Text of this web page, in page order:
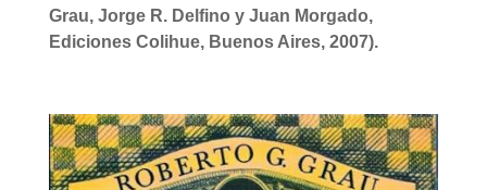
Grau, Jorge R. Delfino y Juan Morgado,
Ediciones Colihue, Buenos Aires, 2007).